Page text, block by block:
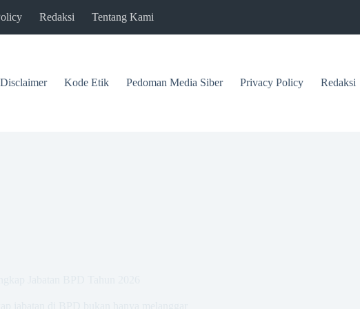
Redaksi Tentang Kami
Disclaimer Kode Etik Pedoman Media Siber Privacy Policy Redaksi